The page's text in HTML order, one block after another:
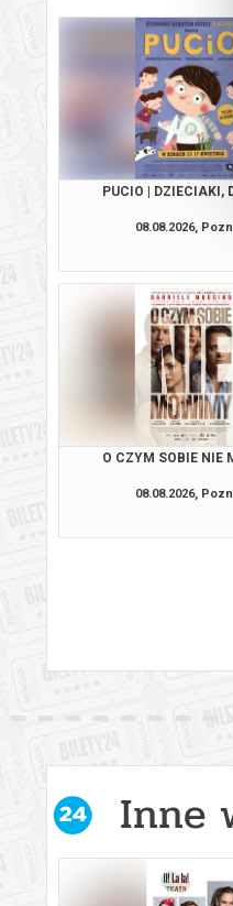
PUCIO | DZIECIAKI,
08.08.2026,
O CZYM SOBIE NIE
08.08.2026,
Inne